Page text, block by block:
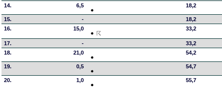
14.
6,5 18,2
15. -
18,2
16.
15,0 33,2
17. -
33,2
18.
21,0 54,2
19. 0,5 54,7
20. 1,0 55,7